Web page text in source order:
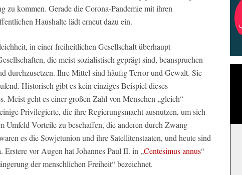
zu kommen. Gerade die Corona-Pandemie mit ihren
Haushalte lädt erneut dazu ein.
in einer freiheitlichen Gesellschaft überhaupt
die meist sozialistisch geprägt sind, beanspruchen
durchzusetzen. Ihre Mittel sind häufig Terror und Gewalt. Sie
Historisch gibt es kein einziges Beispiel dieses
Meist geht es einer großen Zahl von Menschen „gleich“
Privilegierte, die ihre Regierungsmacht ausnutzen, um sich
Umfeld Vorteile zu beschaffen, die anderen durch Zwang
es die Sowjetunion und ihre Satellitenstaaten, und heute sind
Erstere vor Augen hat Johannes Paul II. in „Centesimus annus“
der menschlichen Freiheit“ bezeichnet.